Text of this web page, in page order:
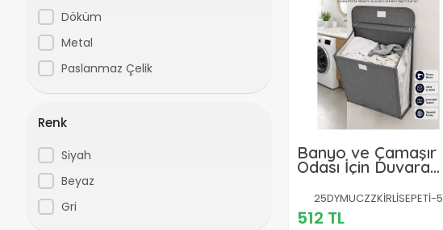
Döküm
Metal
Paslanmaz Çelik
Renk
Siyah
Beyaz
Gri
Banyo ve Çamaşır
Odası İçin Duvara
Asılan Katlanabilir
Çamaşır Sepeti
25DYMUCZZKİRLİSEPETİ-5
512 TL